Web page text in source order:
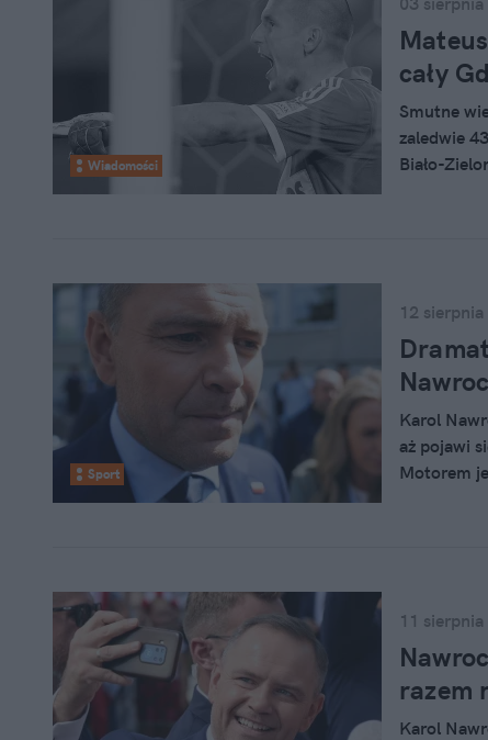
Wiadomości
cały
Smutne
zaledwie
Biało-
Sport
12
Karol
aż pojawi
Motorem
11
razem
Karol